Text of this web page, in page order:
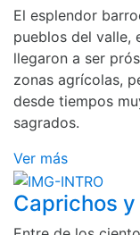
El esplendor
pueblos del valle,
llegaron a ser
zonas agrícolas,
desde tiempos
sagrados.
Ver más
Caprichos